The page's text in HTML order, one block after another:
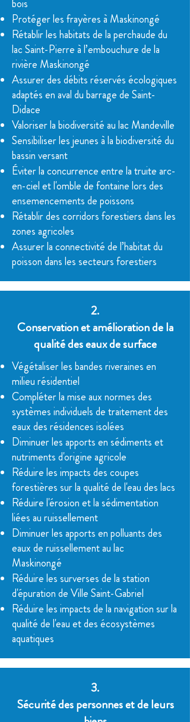
bois
Protéger les frayères à Maskinongé
Rétablir les habitats de la perchaude du
lac Saint-Pierre à l’embouchure de la
rivière Maskinongé
Assurer des débits réservés écologiques
adaptés en aval du barrage de Saint-
Didace
Valoriser la biodiversité au lac Mandeville
Sensibiliser les jeunes à la biodiversité du
bassin versant
Éviter la concurrence entre la truite arc-
en-ciel et l'omble de fontaine lors des
ensemencements de poissons
Rétablir des corridors forestiers dans les
zones agricoles
Assurer la connectivité de l’habitat du
poisson dans les secteurs forestiers
2.
Conservation et amélioration de la
qualité des eaux de surface
Végétaliser les bandes riveraines en
milieu résidentiel
Compléter la mise aux normes des
systèmes individuels de traitement des
eaux des résidences isolées
Diminuer les apports en sédiments et
nutriments d'origine agricole
Réduire les impacts des coupes
forestières sur la qualité de l'eau des lacs
Réduire l'érosion et la sédimentation
liées au ruissellement
Diminuer les apports en polluants des
eaux de ruissellement au lac
Maskinongé
Réduire les surverses de la station
d'épuration de Ville Saint-Gabriel
Réduire les impacts de la navigation sur la
qualité de l'eau et des écosystèmes
aquatiques
3.
Sécurité des personnes et de leurs